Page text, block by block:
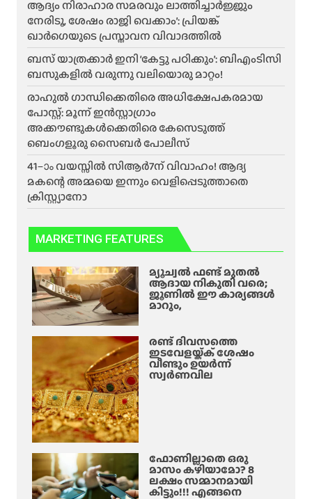
ആദ്യം നിരാഹാര സമരവും ലാത്തിച്ചാർജ്ജും
നേരിടൂ, ശേഷം രാജി വെക്കാം’: പ്രിയങ്ക്
ഖാർഗെയുടെ പ്രസ്താവന വിവാദത്തിൽ
ബസ് യാത്രക്കാർ ഇനി ‘കേട്ടു പഠിക്കും’: ബിഎംടിസി
ബസുകളിൽ വരുന്നു വലിയൊരു മാറ്റം!
രാഹുൽ ഗാന്ധിക്കെതിരെ അധിക്ഷേപകരമായ
പോസ്റ്റ്: മൂന്ന് ഇൻസ്റ്റാഗ്രാം
അക്കൗണ്ടുകൾക്കെതിരെ കേസെടുത്ത്
ബെംഗളൂരു സൈബർ പോലീസ്
41–ാം വയസ്സിൽ സിആർ7ന് വിവാഹം! ആദ്യ
മകന്റെ അമ്മയെ ഇന്നും വെളിപ്പെടുത്താതെ
ക്രിസ്റ്റ്യാനോ
MARKETING FEATURES
മ്യൂച്വൽ ഫണ്ട് മുതൽ
ആദായ നികുതി വരെ;
ജൂണിൽ ഈ കാര്യങ്ങൾ
മാറും,
രണ്ട് ദിവസത്തെ
ഇടവേളയ്ക്ക് ശേഷം
വീണ്ടും ഉയർന്ന്
സ്വർണവില
ഫോണില്ലാതെ ഒരു
മാസം കഴിയാമോ? 8
ലക്ഷം സമ്മാനമായി
കിട്ടും!!! എങ്ങനെ